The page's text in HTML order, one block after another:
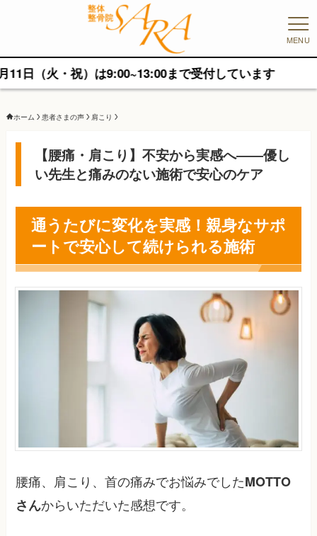
MENU
・祝）は9:00~13:00まで受付しています
ホーム 患者さまの声 肩こり
【腰痛・肩こり】不安から実感へ――優し
い先生と痛みのない施術で安心のケア
通うたびに変化を実感！親身なサポ
ートで安心して続けられる施術
腰痛、肩こり、首の痛みでお悩みでしたMOTTO
さんからいただいた感想です。